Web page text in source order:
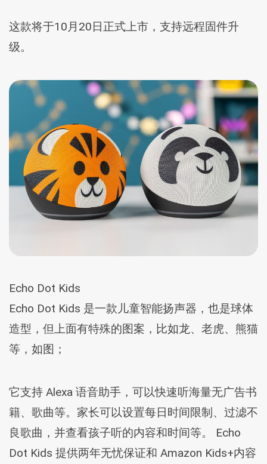
这款将于10月20日正式上市，支持远程固件升
级。
Echo Dot Kids
Echo Dot Kids 是一款儿童智能扬声器，也是球体
造型，但上面有特殊的图案，比如龙、老虎、熊猫
等，如图；
它支持 Alexa 语音助手，可以快速听海量无广告书
籍、歌曲等。家长可以设置每日时间限制、过滤不
良歌曲，并查看孩子听的内容和时间等。 Echo
Dot Kids 提供两年无忧保证和 Amazon Kids+内容